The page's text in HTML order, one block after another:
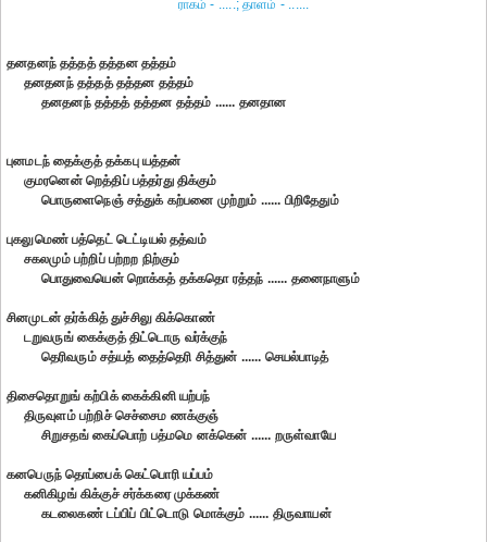
ராகம் - .....; தாளம் - ......
தனதனந் தத்தத் தத்தன தத்தம்
தனதனந் தத்தத் தத்தன தத்தம்
தனதனந் தத்தத் தத்தன தத்தம் ...... தனதான
புனமடந் தைக்குத் தக்கபு யத்தன்
குமரனென் றெத்திப் பத்தர்து திக்கும்
பொருளைநெஞ் சத்துக் கற்பனை முற்றும் ...... பிறிதேதும்
புகலுமெண் பத்தெட் டெட்டியல் தத்வம்
சகலமும் பற்றிப் பற்றற நிற்கும்
பொதுவையென் றொக்கத் தக்கதொ ரத்தந் ...... தனைநாளும்
சினமுடன் தர்க்கித் துச்சிலு கிக்கொண்
டறுவருங் கைக்குத் திட்டொரு வர்க்குந்
தெரிவரும் சத்யத் தைத்தெரி சித்துன் ...... செயல்பாடித்
திசைதொறுங் கற்பிக் கைக்கினி யற்பந்
திருவுளம் பற்றிச் செச்சைம ணக்குஞ்
சிறுசதங் கைப்பொற் பத்மமெ னக்கென் ...... றருள்வாயே
கனபெருந் தொப்பைக் கெட்பொரி யப்பம்
கனிகிழங் கிக்குச் சர்க்கரை முக்கண்
கடலைகண் டப்பிப் பிட்டொடு மொக்கும் ...... திருவாயன்